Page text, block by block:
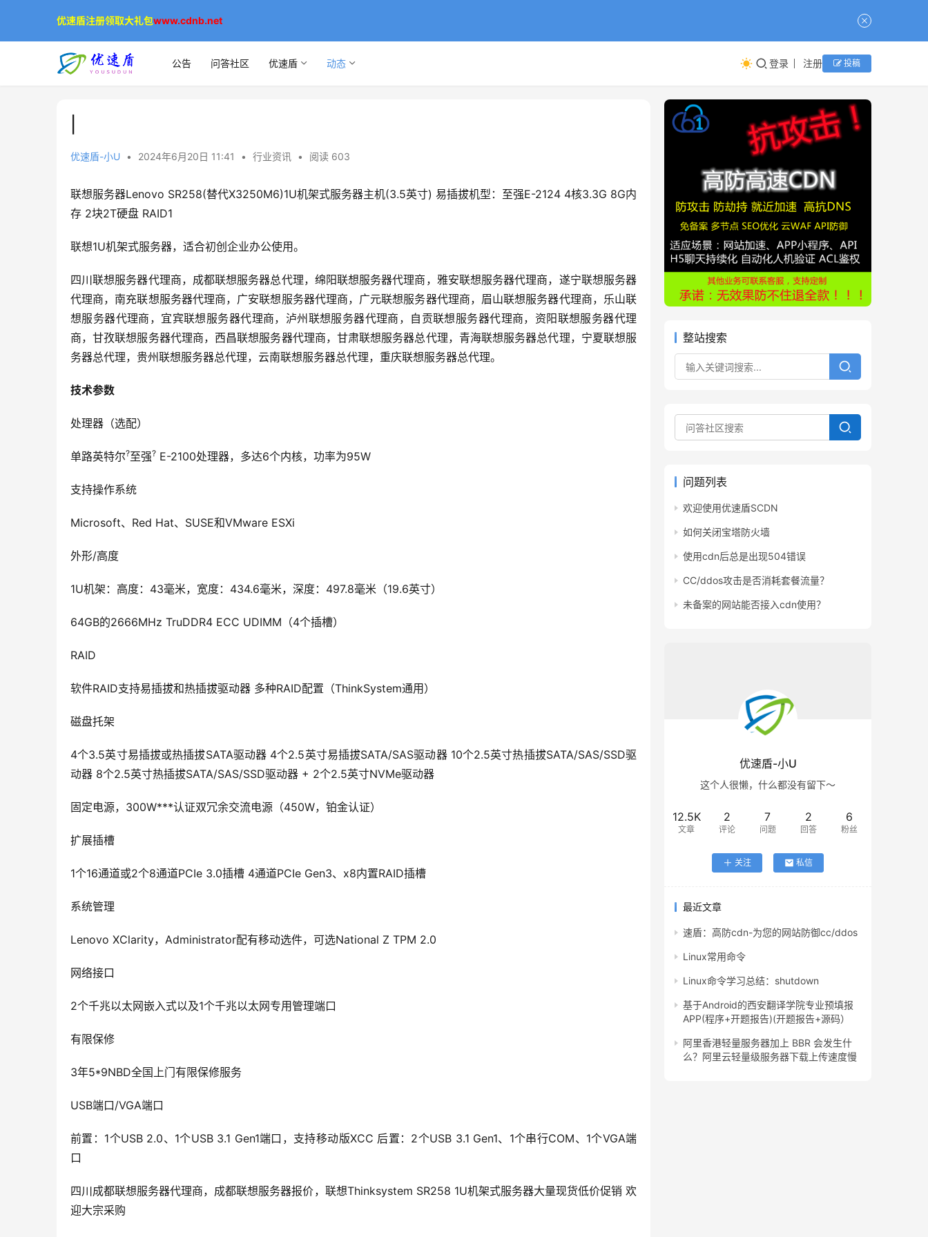
公告 问答社区 优速盾 动态 登录 注册 投稿
优速盾-小U • 2024年6月20日 11:41 • 行业资讯 • 阅读 603
联想服务器Lenovo SR258(替代X3250M6)1U机架式服务器主机(3.5英寸) 易插拔机型：至强E-2124 4核3.3G 8G内
存 2块2T硬盘 RAID1
联想1U机架式服务器，适合初创企业办公使用。
四川联想服务器代理商，成都联想服务器总代理，绵阳联想服务器代理商，雅安联想服务器代理商，遂宁联想服务器
代理商，南充联想服务器代理商，广安联想服务器代理商，广元联想服务器代理商，眉山联想服务器代理商，乐山联
想服务器代理商，宜宾联想服务器代理商，泸州联想服务器代理商，自贡联想服务器代理商，资阳联想服务器代理
商，甘孜联想服务器代理商，西昌联想服务器代理商，甘肃联想服务器总代理，青海联想服务器总代理，宁夏联想服
务器总代理，贵州联想服务器总代理，云南联想服务器总代理，重庆联想服务器总代理。
技术参数
处理器（选配）
单路英特尔?至强? E-2100处理器，多达6个内核，功率为95W
支持操作系统
Microsoft、Red Hat、SUSE和VMware ESXi
外形/高度
1U机架：高度：43毫米，宽度：434.6毫米，深度：497.8毫米（19.6英寸）
64GB的2666MHz TruDDR4 ECC UDIMM（4个插槽）
RAID
软件RAID支持易插拔和热插拔驱动器 多种RAID配置（ThinkSystem通用）
磁盘托架
4个3.5英寸易插拔或热插拔SATA驱动器 4个2.5英寸易插拔SATA/SAS驱动器 10个2.5英寸热插拔SATA/SAS/SSD驱
动器 8个2.5英寸热插拔SATA/SAS/SSD驱动器 + 2个2.5英寸NVMe驱动器
固定电源，300W***认证双冗余交流电源（450W，铂金认证）
扩展插槽
1个16通道或2个8通道PCIe 3.0插槽 4通道PCIe Gen3、x8内置RAID插槽
系统管理
Lenovo XClarity，Administrator配有移动选件，可选National Z TPM 2.0
网络接口
2个千兆以太网嵌入式以及1个千兆以太网专用管理端口
有限保修
3年5*9NBD全国上门有限保修服务
USB端口/VGA端口
前置：1个USB 2.0、1个USB 3.1 Gen1端口，支持移动版XCC 后置：2个USB 3.1 Gen1、1个串行COM、1个VGA端
口
四川成都联想服务器代理商，成都联想服务器报价，联想Thinksystem SR258 1U机架式服务器大量现货低价促销 欢
迎大宗采购
整站搜索
问题列表
欢迎使用优速盾SCDN
如何关闭宝塔防火墙
使用cdn后总是出现504错误
CC/ddos攻击是否消耗套餐流量？
未备案的网站能否接入cdn使用？
优速盾-小U
这个人很懒，什么都没有留下～
12.5K
文章
2
评论
7
问题
2
回答
6
粉丝
关注 私信
最近文章
速盾：高防cdn-为您的网站防御cc/ddos
Linux常用命令
Linux命令学习总结：shutdown
基于Android的西安翻译学院专业预填报
APP(程序+开题报告)(开题报告+源码）
阿里香港轻量服务器加上 BBR 会发生什
么？阿里云轻量级服务器下载上传速度慢
优速盾注册领取大礼包www.cdnb.net